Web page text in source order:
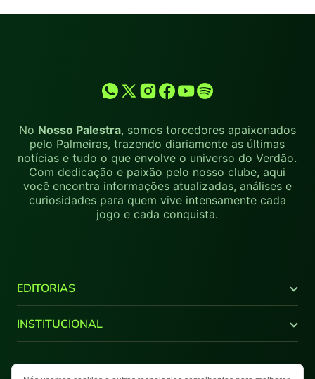
No Nosso Palestra, somos torcedores apaixonados
pelo Palmeiras, trazendo diariamente as últimas
notícias e tudo o que envolve o universo do Verdão.
Com dedicação e paixão pelo nosso clube, aqui
você encontra informações atualizadas, análises e
curiosidades para quem vive intensamente cada
jogo e cada conquista.
EDITORIAS
Últimas Notícias
Brasileirão
Libertadores
INSTITUCIONAL
Quem Somos